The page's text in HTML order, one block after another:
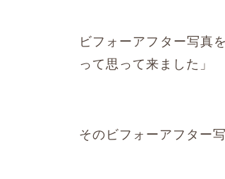
ビフォーアフター写真
って思って来ました」
そのビフォーアフター